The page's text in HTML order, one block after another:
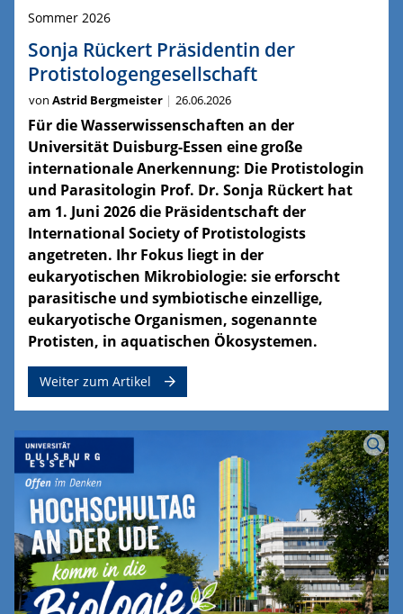
Sommer 2026
Sonja Rückert Präsidentin der
Protistologengesellschaft
von Astrid Bergmeister 26.06.2026
Für die Wasserwissenschaften an der
Universität Duisburg-Essen eine große
internationale Anerkennung: Die Protistologin
und Parasitologin Prof. Dr. Sonja Rückert hat
am 1. Juni 2026 die Präsidentschaft der
International Society of Protistologists
angetreten. Ihr Fokus liegt in der
eukaryotischen Mikrobiologie: sie erforscht
parasitische und symbiotische einzellige,
eukaryotische Organismen, sogenannte
Protisten, in aquatischen Ökosystemen.
Weiter zum Artikel